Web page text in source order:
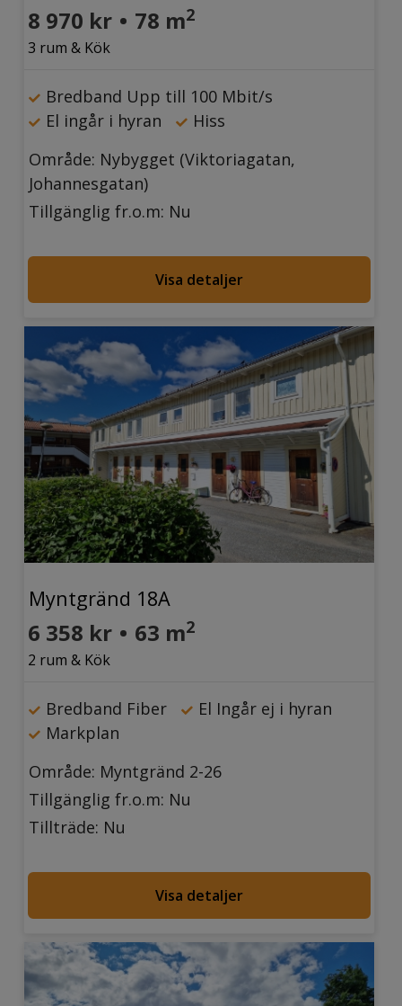
8 970 kr • 78 m2
3 rum & Kök
Bredband Upp till 100 Mbit/s
El ingår i hyran
Hiss
Område: Nybygget (Viktoriagatan,
Johannesgatan)
Tillgänglig fr.o.m: Nu
Visa detaljer
Myntgränd 18A
6 358 kr • 63 m2
2 rum & Kök
Bredband Fiber
El Ingår ej i hyran
Markplan
Område: Myntgränd 2-26
Tillgänglig fr.o.m: Nu
Tillträde: Nu
Visa detaljer